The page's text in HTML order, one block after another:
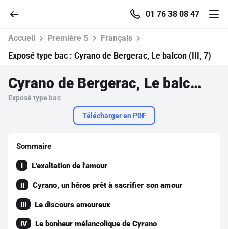
01 76 38 08 47
Accueil
Se connecter
Accueil Première S
Français
Exposé type bac : Cyrano de Bergerac, Le balcon (III, 7)
Cyrano de Bergerac, Le balcon (III, 7)
Exposé type bac
Télécharger en PDF
Sommaire
I L'exaltation de l'amour
II Cyrano, un héros prêt à sacrifier son amour
III Le discours amoureux
IV Le bonheur mélancolique de Cyrano